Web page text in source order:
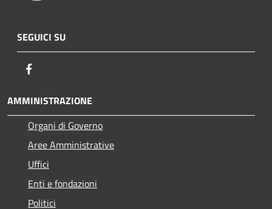
SEGUICI SU
AMMINISTRAZIONE
Organi di Governo
Aree Amministrative
Uffici
Enti e fondazioni
Politici